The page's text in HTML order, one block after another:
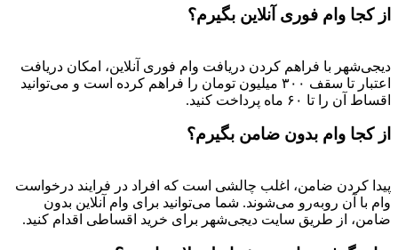
از کجا وام فوری آنلاین بگیرم؟
دیجی‌شهر با فراهم کردن دریافت وام فوری آنلاین، امکان دریافت
اعتبار تا سقف ۳۰۰ میلیون تومان را فراهم کرده است و می‌توانید
اقساط آن را تا ۶۰ ماه پرداخت کنید.
از کجا وام بدون ضامن بگیرم؟
پیدا کردن ضامن، اغلب چالشی است که افراد در فرایند درخواست
وام با آن روبه‌رو می‌شوند. شما می‌توانید برای وام آنلاین بدون
ضامن، از طریق سایت دیجی‌شهر برای خرید اقساطی اقدام کنید.